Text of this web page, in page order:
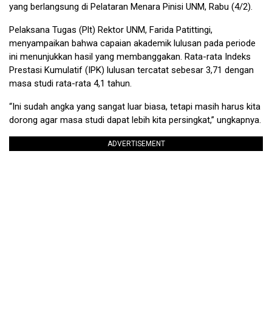
yang berlangsung di Pelataran Menara Pinisi UNM, Rabu (4/2).
Pelaksana Tugas (Plt) Rektor UNM, Farida Patittingi,
menyampaikan bahwa capaian akademik lulusan pada periode
ini menunjukkan hasil yang membanggakan. Rata-rata Indeks
Prestasi Kumulatif (IPK) lulusan tercatat sebesar 3,71 dengan
masa studi rata-rata 4,1 tahun.
“Ini sudah angka yang sangat luar biasa, tetapi masih harus kita
dorong agar masa studi dapat lebih kita persingkat,” ungkapnya.
ADVERTISEMENT